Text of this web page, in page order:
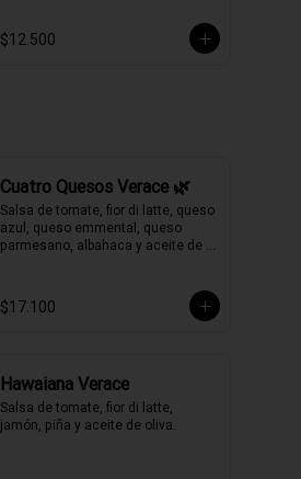
$12.500
Cuatro Quesos Verace 🌿
Salsa de tomate, fior di latte, queso
azul, queso emmental, queso
parmesano, albahaca y aceite de
$17.100
Hawaiana Verace
Salsa de tomate, fior di latte,
jamón, piña y aceite de oliva.